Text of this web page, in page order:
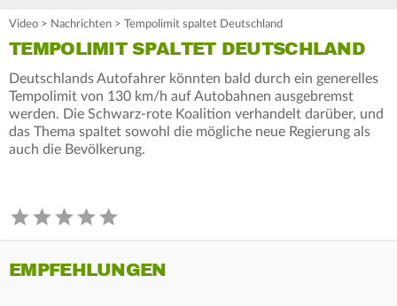
Video > Nachrichten > Tempolimit spaltet Deutschland
TEMPOLIMIT SPALTET DEUTSCHLAND
Deutschlands Autofahrer könnten bald durch ein generelles
Tempolimit von 130 km/h auf Autobahnen ausgebremst
werden. Die Schwarz-rote Koalition verhandelt darüber, und
das Thema spaltet sowohl die mögliche neue Regierung als
auch die Bevölkerung.
EMPFEHLUNGEN